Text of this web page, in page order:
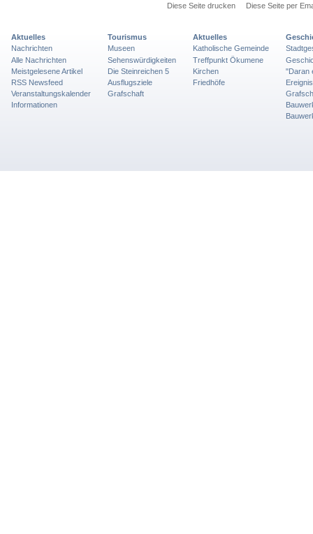
Diese Seite drucken Diese Seite per
Aktuelles
Nachrichten
Alle Nachrichten
Meistgelesene Artikel
RSS Newsfeed
Veranstaltungskalender
Informationen
Tourismus
Museen
Sehenswürdigkeiten
Die Steinreichen 5
Ausflugsziele
Grafschaft
Aktuelles
Katholische Gemeinde
Treffpunkt Ökumene
Kirchen
Friedhöfe
"Daran